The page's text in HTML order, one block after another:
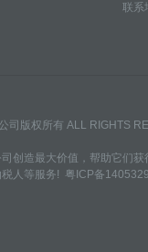
联系
司版权所有 ALL RIGHTS
创造最大价值，帮助它们获
人 等服务! 粤ICP备